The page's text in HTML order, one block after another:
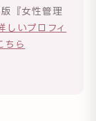
『女性管理
しいプロフィ
ちら